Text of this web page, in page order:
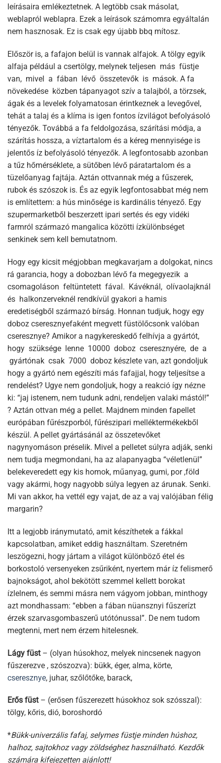
leírásaira emlékeztetnek. A legtöbb csak másolat,
weblapról weblapra. Ezek a leírások számomra egyáltalán
nem hasznosak. Ez is csak egy újabb bbq mítosz.
Először is, a fafajon belül is vannak alfajok. A tölgy egyik
alfaja például a csertölgy, melynek teljesen más füstje
van, mivel a fában lévő összetevők is mások. A fa
növekedése közben tápanyagot szív a talajból, a törzsek,
ágak és a levelek folyamatosan érintkeznek a levegővel,
tehát a talaj és a klíma is igen fontos ízvilágot befolyásoló
tényezők. Továbbá a fa feldolgozása, szárítási módja, a
szárítás hossza, a víztartalom és a kéreg mennyisége is
jelentős íz befolyásoló tényezők. A legfontosabb azonban
a tűz hőmérséklete, a sütőben lévő páratartalom és a
tüzelőanyag fajtája. Aztán ottvannak még a fűszerek,
rubok és szószok is. És az egyik legfontosabbat még nem
is említettem: a hús minősége is kardinális tényező. Egy
szupermarketből beszerzett ipari sertés és egy vidéki
farmról származó mangalica közötti ízkülönbséget
senkinek sem kell bemutatnom.
Hogy egy kicsit mégjobban megkavarjam a dolgokat, nincs
rá garancia, hogy a dobozban lévő fa megegyezik a
csomagoláson feltüntetett fával. Kávéknál, olívaolajknál
és halkonzerveknél rendkívül gyakori a hamis
eredetiségből származó bírság. Honnan tudjuk, hogy egy
doboz cseresznyefaként megvett füstölőcsonk valóban
cseresznye? Amikor a nagykereskedő felhívja a gyártót,
hogy szüksége lenne 10000 doboz cseresznyére, de a
gyártónak csak 7000 doboz készlete van, azt gondoljuk
hogy a gyártó nem egészíti más fafajjal, hogy teljesítse a
rendelést? Ugye nem gondoljuk, hogy a reakció így nézne
ki: “jaj istenem, nem tudunk adni, rendeljen valaki mástól!”
? Aztán ottvan még a pellet. Majdnem minden fapellet
európában fűrészporból, fűrészipari melléktermékekből
készül. A pellet gyártásánál az összetevőket
nagynyomáson préselik. Mivel a pelletet súlyra adják, senki
nem tudja megmondani, ha az alapanyagba “véletlenül”
belekeveredett egy kis homok, műanyag, gumi, por ,föld
vagy akármi, hogy nagyobb súlya legyen az árunak. Senki.
Mi van akkor, ha vettél egy vajat, de az a vaj valójában félig
margarin?
Itt a legjobb iránymutató, amit készíthetek a fákkal
kapcsolatban, amiket eddig használtam. Szeretném
leszögezni, hogy jártam a világot különböző étel és
borkostoló versenyeken zsűriként, nyertem már íz felismerő
bajnokságot, ahol bekötött szemmel kellett borokat
ízlelnem, és semmi másra nem vágyom jobban, minthogy
azt mondhassam: “ebben a fában nüansznyi fűszerízt
érzek szarvasgombaszerű utótónussal”. De nem tudom
megtenni, mert nem érzem hitelesnek.
Lágy füst – (olyan húsokhoz, melyek nincsenek nagyon
fűszerezve , szószozva): bükk, éger, alma, körte,
cseresznye, juhar, szőlőtőke, barack,
Erős füst – (erősen fűszerezett húsokhoz sok szósszal):
tölgy, kőris, dió, boroshordó
*Bükk-univerzális fafaj, selymes füstje minden húshoz,
halhoz, sajtokhoz vagy zöldséghez használható. Kezdők
számára kifejezetten ajánlott!